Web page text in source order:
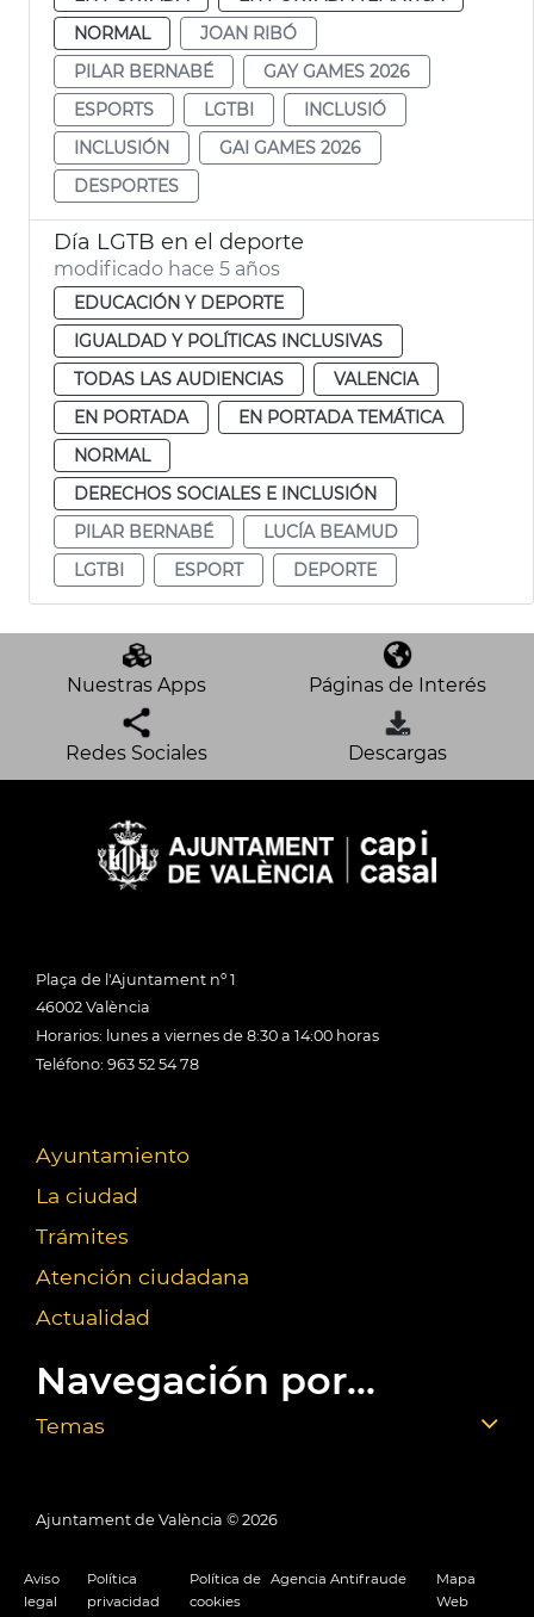
NORMAL
JOAN RIBÓ
PILAR BERNABÉ
GAY GAMES 2026
ESPORTS
LGTBI
INCLUSIÓ
INCLUSIÓN
GAI GAMES 2026
DESPORTES
Día LGTB en el deporte
modificado hace 5 años
EDUCACIÓN Y DEPORTE
IGUALDAD Y POLÍTICAS INCLUSIVAS
TODAS LAS AUDIENCIAS
VALENCIA
EN PORTADA
EN PORTADA TEMÁTICA
NORMAL
DERECHOS SOCIALES E INCLUSIÓN
PILAR BERNABÉ
LUCÍA BEAMUD
LGTBI
ESPORT DEPORTE
Nuestras Apps Páginas de Interés
Redes Sociales Descargas
Plaça de l'Ajuntament nº 1
46002 València
Horarios: lunes a viernes de 8:30 a 14:00 horas
Teléfono: 963 52 54 78
Ayuntamiento
La ciudad
Trámites
Atención ciudadana
Actualidad
Navegación por...
Temas
Ajuntament de València © 2026
Aviso
legal
Política
privacidad
Política de
cookies
Agencia Antifraude
Mapa
Web